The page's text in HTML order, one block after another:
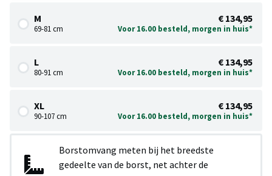
M
69-81 cm
€ 134,95
Voor 16.00 besteld, morgen in huis*
L
80-91 cm
€ 134,95
Voor 16.00 besteld, morgen in huis*
XL
90-107 cm
€ 134,95
Voor 16.00 besteld, morgen in huis*
Borstomvang meten bij het breedste
gedeelte van de borst, net achter de